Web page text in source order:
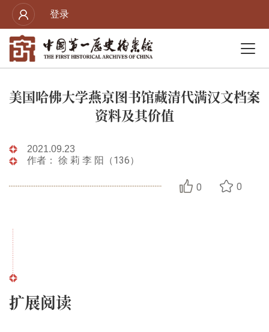
登录
美国哈佛大学燕京图书馆藏清代满汉文档案
资料及其价值
2021.09.23
作者： 徐 莉 李 阳（136）
0 0
扩展阅读